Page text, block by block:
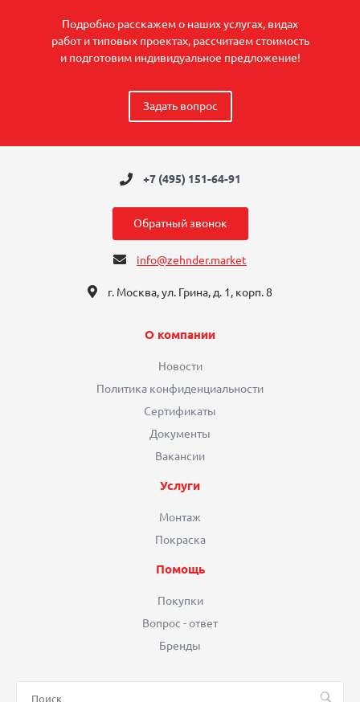
Подробно расскажем о наших услугах, видах
работ и типовых проектах, рассчитаем стоимость
и подготовим индивидуальное предложение!
Задать вопрос
+7 (495) 151-64-91
Обратный звонок
info@zehnder.market
г. Москва, ул. Грина, д. 1, корп. 8
О компании
Новости
Политика конфиденциальности
Сертификаты
Документы
Вакансии
Услуги
Монтаж
Покраска
Помощь
Покупки
Вопрос - ответ
Бренды